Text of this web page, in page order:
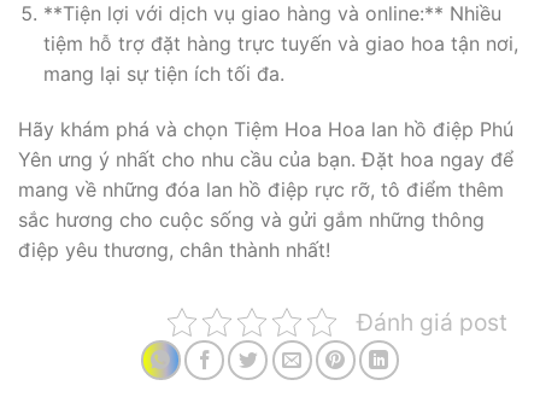
**Tiện lợi với dịch vụ giao hàng và online:** Nhiều
tiệm hỗ trợ đặt hàng trực tuyến và giao hoa tận nơi,
mang lại sự tiện ích tối đa.
Hãy khám phá và chọn Tiệm Hoa Hoa lan hồ điệp Phú
Yên ưng ý nhất cho nhu cầu của bạn. Đặt hoa ngay để
mang về những đóa lan hồ điệp rực rỡ, tô điểm thêm
sắc hương cho cuộc sống và gửi gắm những thông
điệp yêu thương, chân thành nhất!
Đánh giá post